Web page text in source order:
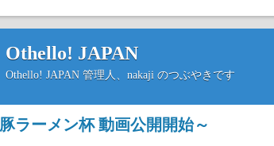
Othello! JAPAN
Othello! JAPAN 管理人、nakaji のつぶやきです
豚ラーメン杯 動画公開開始～